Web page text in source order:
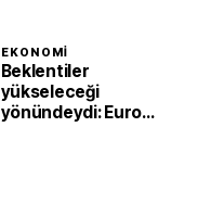
EKONOMI
Beklentiler
yükseleceği
yönündeydi: Euro